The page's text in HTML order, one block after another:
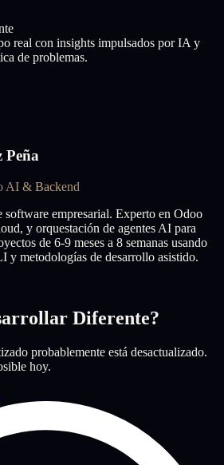
real con insights impulsados por IA y
de problemas.
Peña
AI & Backend
software empresarial. Experto en Odoo
y orquestación de agentes AI para
de 6-9 meses a 8 semanas usando
y metodologías de desarrollo asistido.
Diferente?
probablemente está desactualizado.
hoy.